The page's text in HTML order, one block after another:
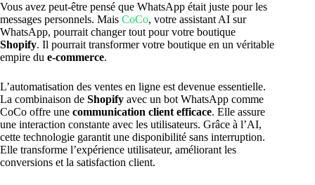
Vous avez peut-être pensé que WhatsApp était juste pour les
messages personnels. Mais CoCo, votre assistant AI sur
WhatsApp, pourrait changer tout pour votre boutique
Shopify. Il pourrait transformer votre boutique en un véritable
empire du e-commerce.
L’automatisation des ventes en ligne est devenue essentielle.
La combinaison de Shopify avec un bot WhatsApp comme
CoCo offre une communication client efficace. Elle assure
une interaction constante avec les utilisateurs. Grâce à l’AI,
cette technologie garantit une disponibilité sans interruption.
Elle transforme l’expérience utilisateur, améliorant les
conversions et la satisfaction client.